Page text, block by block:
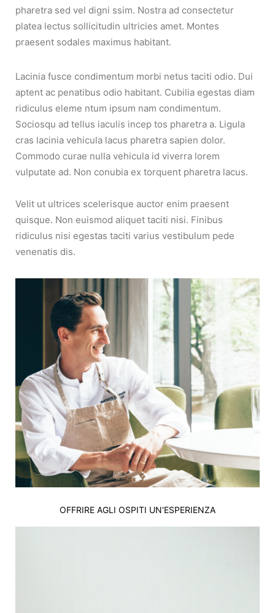
pharetra sed vel digni ssim. Nostra ad consectetur
platea lectus sollicitudin ultricies amet. Montes
praesent sodales maximus habitant.
Lacinia fusce condimentum morbi netus taciti odio. Dui
aptent ac penatibus odio habitant. Cubilia egestas diam
ridiculus eleme ntum ipsum nam condimentum.
Sociosqu ad tellus iaculis incep tos pharetra a. Ligula
cras lacinia vehicula lacus pharetra sapien dolor.
Commodo curae nulla vehicula id viverra lorem
vulputate ad. Non conubia ex torquent pharetra lacus.
Velit ut ultrices scelerisque auctor enim praesent
quisque. Non euismod aliquet taciti nisi. Finibus
ridiculus nisi egestas taciti varius vestibulum pede
venenatis dis.
OFFRIRE AGLI OSPITI UN'ESPERIENZA